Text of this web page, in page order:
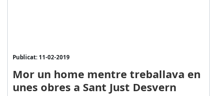
Publicat: 11-02-2019
Mor un home mentre treballava en
unes obres a Sant Just Desvern